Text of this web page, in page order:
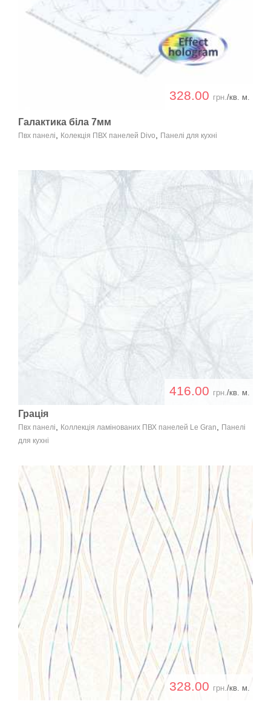
328.00 грн./кв. м.
Галактика біла 7мм
Пвх панелі Колекція ПВХ панелей Divo Панелі для кухні
416.00 грн./кв. м.
Грація
Пвх панелі Коллекція ламінованих ПВХ панелей Le Gran
Панелі
для кухні
328.00 грн./кв. м.